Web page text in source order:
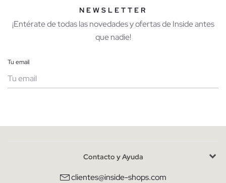
NEWSLETTER
¡Entérate de todas las novedades y ofertas de Inside antes
que nadie!
Tu email
He leído y entiendo lapolítica de privacidad
Contacto y Ayuda
clientes@inside-shops.com